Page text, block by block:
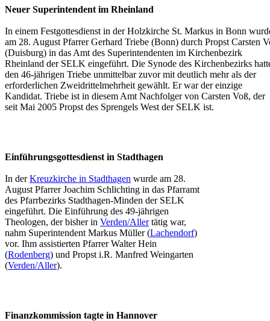
Neuer Superintendent im Rheinland
In einem Festgottesdienst in der Holzkirche St. Markus in Bonn
am 28. August Pfarrer Gerhard Triebe (Bonn) durch Propst Carsten
(Duisburg) in das Amt des Superintendenten im Kirchenbezirk
Rheinland der SELK eingeführt. Die Synode des Kirchenbezirks
den 46-jährigen Triebe unmittelbar zuvor mit deutlich mehr als der
erforderlichen Zweidrittelmehrheit gewählt. Er war der einzige
Kandidat. Triebe ist in diesem Amt Nachfolger von Carsten Voß, der
seit Mai 2005 Propst des Sprengels West der SELK ist.
Einführungsgottesdienst in Stadthagen
In derKreuzkirche in Stadthagen wurde am 28.
August Pfarrer Joachim Schlichting in das Pfarramt
des Pfarrbezirks Stadthagen-Minden der SELK
eingeführt. Die Einführung des 49-jährigen
Theologen, der bisher in Verden/Allertätig war,
nahm Superintendent Markus Müller (Lachendorf)
vor. Ihm assistierten Pfarrer Walter Hein
(Rodenberg) und Propst i.R. Manfred Weingarten
(Verden/Aller).
Finanzkommission tagte in Hannover